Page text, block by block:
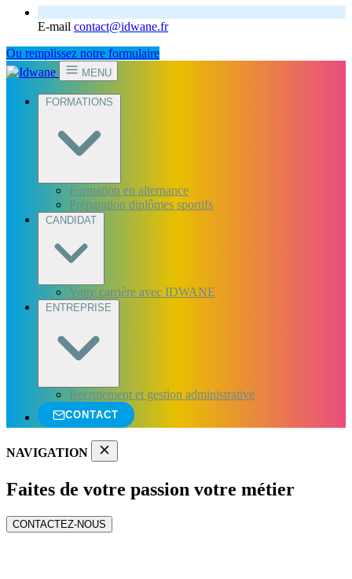
E-mail contact@idwane.fr
Ou remplissez notre formulaire
MENU
FORMATIONS
Formation en alternance
Préparation diplômes sportifs
CANDIDAT
Votre carrière avec IDWANE
ENTREPRISE
Recrutement et gestion administrative
CONTACT
NAVIGATION
Faites de votre passion votre métier
CONTACTEZ-NOUS